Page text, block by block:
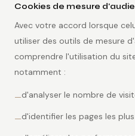
Cookies de mesure
Avec votre accord lorsque
utiliser des outils de mesure
comprendre l'utilisation du
notamment :
—d'analyser le nombre de
—d'identifier les pages les